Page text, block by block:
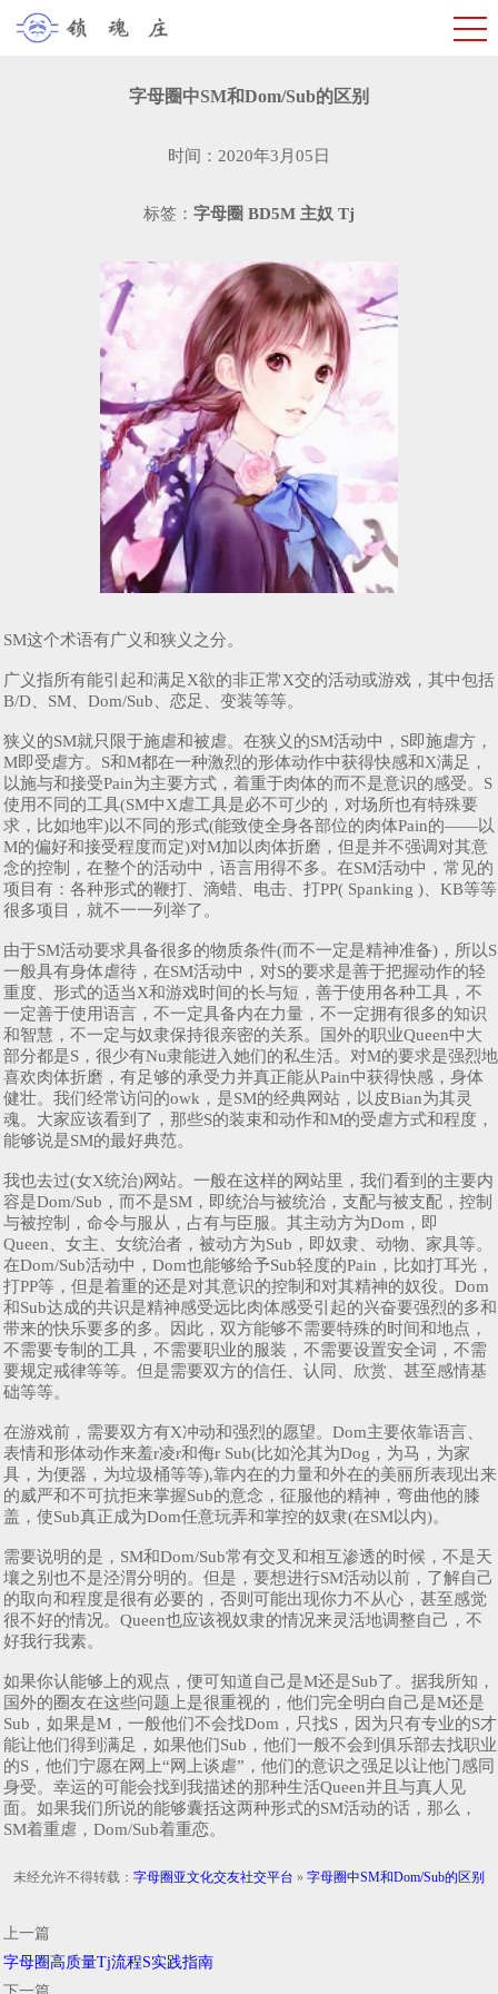
字母圈中SM和Dom/Sub的区别
时间：2020年3月05日
标签： 字母圈 BD5M 主奴 Tj
SM这个术语有广义和狭义之分。
广义指所有能引起和满足X欲的非正常X交的活动或游戏，其中包括
B/D、SM、Dom/Sub、恋足、变装等等。
狭义的SM就只限于施虐和被虐。在狭义的SM活动中，S即施虐方，
M即受虐方。S和M都在一种激烈的形体动作中获得快感和X满足，
以施与和接受Pain为主要方式，着重于肉体的而不是意识的感受。S
使用不同的工具(SM中X虐工具是必不可少的，对场所也有特殊要
求，比如地牢)以不同的形式(能致使全身各部位的肉体Pain的——以
M的偏好和接受程度而定)对M加以肉体折磨，但是并不强调对其意
念的控制，在整个的活动中，语言用得不多。在SM活动中，常见的
项目有：各种形式的鞭打、滴蜡、电击、打PP( Spanking )、KB等等
很多项目，就不一一列举了。
由于SM活动要求具备很多的物质条件(而不一定是精神准备)，所以S
一般具有身体虐待，在SM活动中，对S的要求是善于把握动作的轻
重度、形式的适当X和游戏时间的长与短，善于使用各种工具，不
一定善于使用语言，不一定具备内在力量，不一定拥有很多的知识
和智慧，不一定与奴隶保持很亲密的关系。国外的职业Queen中大
部分都是S，很少有Nu隶能进入她们的私生活。对M的要求是强烈地
喜欢肉体折磨，有足够的承受力并真正能从Pain中获得快感，身体
健壮。我们经常访问的owk，是SM的经典网站，以皮Bian为其灵
魂。大家应该看到了，那些S的装束和动作和M的受虐方式和程度，
能够说是SM的最好典范。
我也去过(女X统治)网站。一般在这样的网站里，我们看到的主要内
容是Dom/Sub，而不是SM，即统治与被统治，支配与被支配，控制
与被控制，命令与服从，占有与臣服。其主动方为Dom，即
Queen、女主、女统治者，被动方为Sub，即奴隶、动物、家具等。
在Dom/Sub活动中，Dom也能够给予Sub轻度的Pain，比如打耳光，
打PP等，但是着重的还是对其意识的控制和对其精神的奴役。Dom
和Sub达成的共识是精神感受远比肉体感受引起的兴奋要强烈的多和
带来的快乐要多的多。因此，双方能够不需要特殊的时间和地点，
不需要专制的工具，不需要职业的服装，不需要设置安全词，不需
要规定戒律等等。但是需要双方的信任、认同、欣赏、甚至感情基
础等等。
在游戏前，需要双方有X冲动和强烈的愿望。Dom主要依靠语言、
表情和形体动作来羞r凌r和侮r Sub(比如沦其为Dog，为马，为家
具，为便器，为垃圾桶等等),靠内在的力量和外在的美丽所表现出来
的威严和不可抗拒来掌握Sub的意念，征服他的精神，弯曲他的膝
盖，使Sub真正成为Dom任意玩弄和掌控的奴隶(在SM以内)。
需要说明的是，SM和Dom/Sub常有交叉和相互渗透的时候，不是天
壤之别也不是泾渭分明的。但是，要想进行SM活动以前，了解自己
的取向和程度是很有必要的，否则可能出现你力不从心，甚至感觉
很不好的情况。Queen也应该视奴隶的情况来灵活地调整自己，不
好我行我素。
如果你认能够上的观点，便可知道自己是M还是Sub了。据我所知，
国外的圈友在这些问题上是很重视的，他们完全明白自己是M还是
Sub，如果是M，一般他们不会找Dom，只找S，因为只有专业的S才
能让他们得到满足，如果他们Sub，他们一般不会到俱乐部去找职业
的S，他们宁愿在网上“网上谈虐”，他们的意识之强足以让他门感同
身受。幸运的可能会找到我描述的那种生活Queen并且与真人见
面。如果我们所说的能够囊括这两种形式的SM活动的话，那么，
SM着重虐，Dom/Sub着重恋。
未经允许不得转载： 字母圈亚文化交友社交平台 » 字母圈中SM和Dom/Sub的区别
上一篇
字母圈高质量Tj流程S实践指南